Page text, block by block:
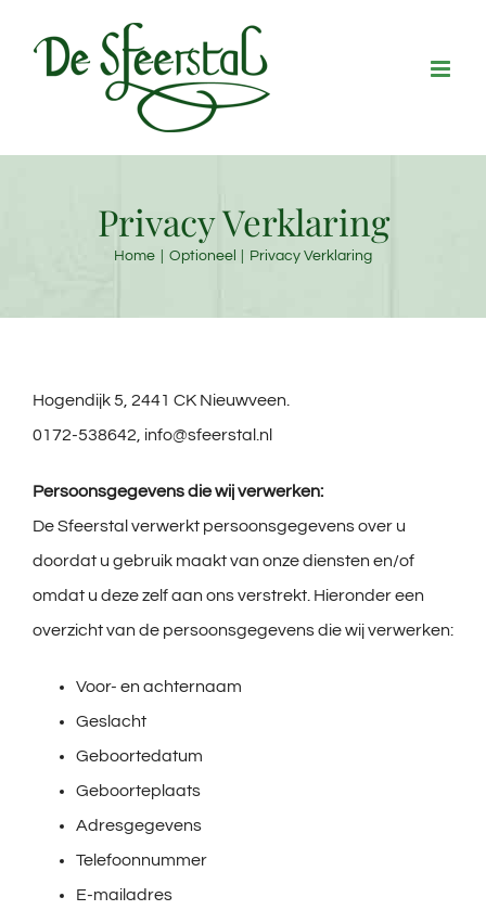
naar
Privacy Verklaring
Home Optioneel Privacy Verklaring
Hogendijk 5, 2441 CK Nieuwveen.
0172-538642, info@sfeerstal.nl
Persoonsgegevens die wij verwerken:
De Sfeerstal verwerkt persoonsgegevens over u
doordat u gebruik maakt van onze diensten en/of
omdat u deze zelf aan ons verstrekt. Hieronder een
overzicht van de persoonsgegevens die wij verwerken:
Voor- en achternaam
Geslacht
Geboortedatum
Geboorteplaats
Adresgegevens
Telefoonnummer
E-mailadres